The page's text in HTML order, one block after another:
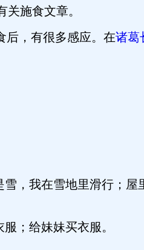
施食文章。
后，有很多感应。在诸葛
，我在雪地里滑行；屋
；给妹妹买衣服。